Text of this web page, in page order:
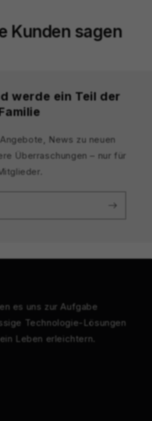
Kunden sagen
werde ein Teil der
News zu neuen
Überraschungen – nur für
es uns zur Aufgabe
Technologie-Lösungen
Leben erleichtern.